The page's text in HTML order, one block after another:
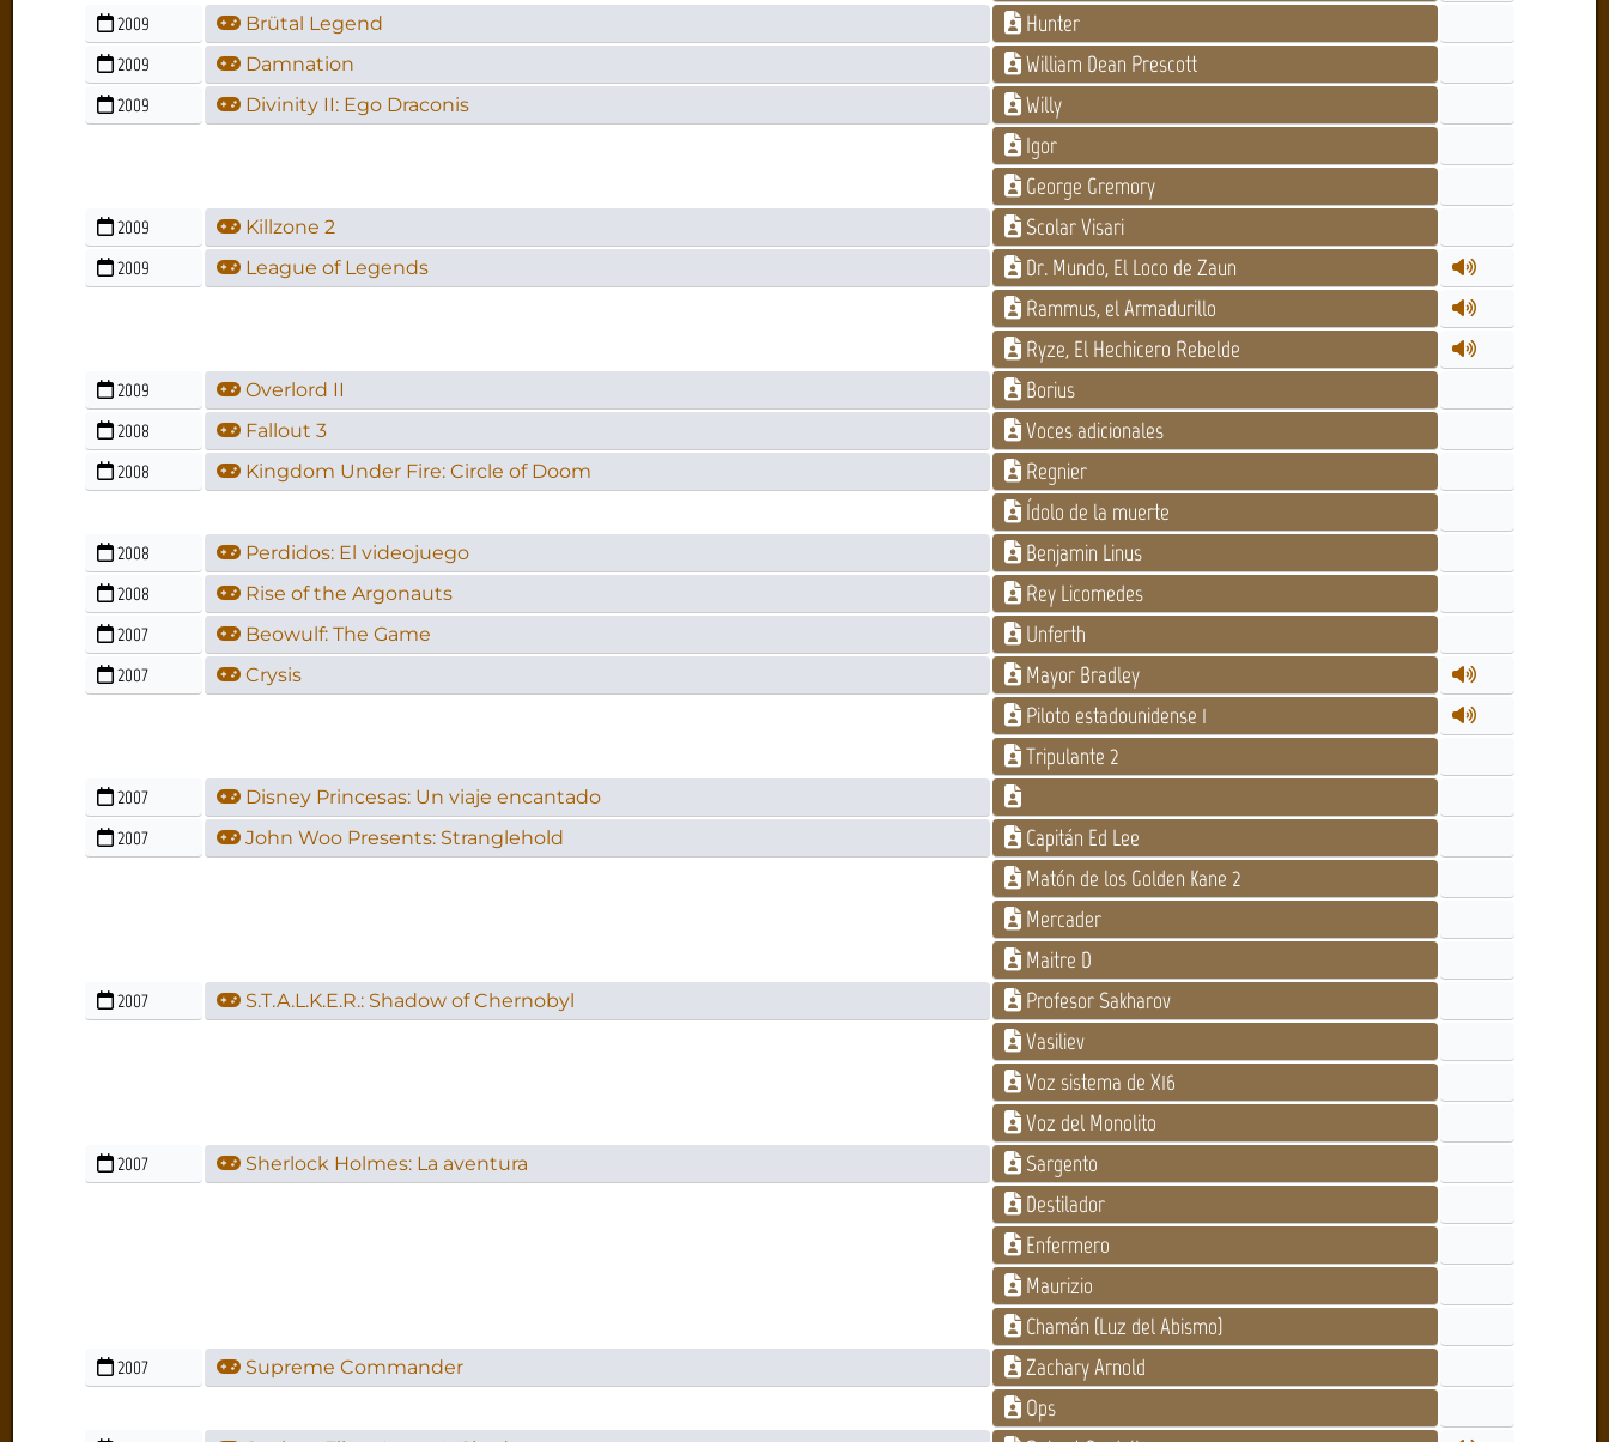
2009 Brütal Legend Hunter
2009 Damnation William Dean Prescott
2009 Divinity II: Ego Draconis
Willy
Igor
George Gremory
2009 Killzone 2 Scolar Visari
2009 League of Legends
Dr. Mundo, El Loco de Zaun
Rammus, el Armadurillo
Ryze, El Hechicero Rebelde
2009 Overlord II Borius
2008 Fallout 3 Voces adicionales
2008 Kingdom Under Fire: Circle of Doom
Regnier
Ídolo de la muerte
2008 Perdidos: El videojuego Benjamin Linus
2008 Rise of the Argonauts Rey Licomedes
2007 Beowulf: The Game Unferth
2007 Crysis
Mayor Bradley
Piloto estadounidense 1
Tripulante 2
2007
Disney Princesas: Un viaje encantado
2007
John Woo Presents: Stranglehold
Capitán Ed Lee
Matón de los Golden Kane 2
Mercader
Maitre D
2007 S.T.A.L.K.E.R.: Shadow of Chernobyl
Profesor Sakharov
Vasiliev
Voz sistema de X16
Voz del Monolito
2007 Sherlock Holmes: La aventura
Sargento
Destilador
Enfermero
Maurizio
Chamán (Luz del Abismo)
2007 Supreme Commander
Zachary Arnold
Ops